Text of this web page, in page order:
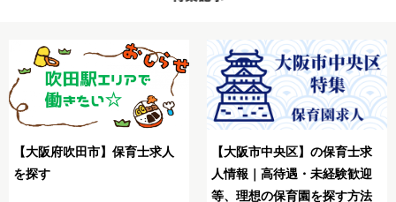
【大阪市鶴見区】保育士が理
想の求人を探す方法解説
【大阪市生野区】保育士が理
想の求人を探す方法